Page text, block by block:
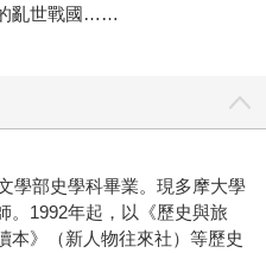
亂世戰國……
學部史學科畢業。現多摩大學
。1992年起，以《歷史與旅
本》（新人物往來社）等歷史